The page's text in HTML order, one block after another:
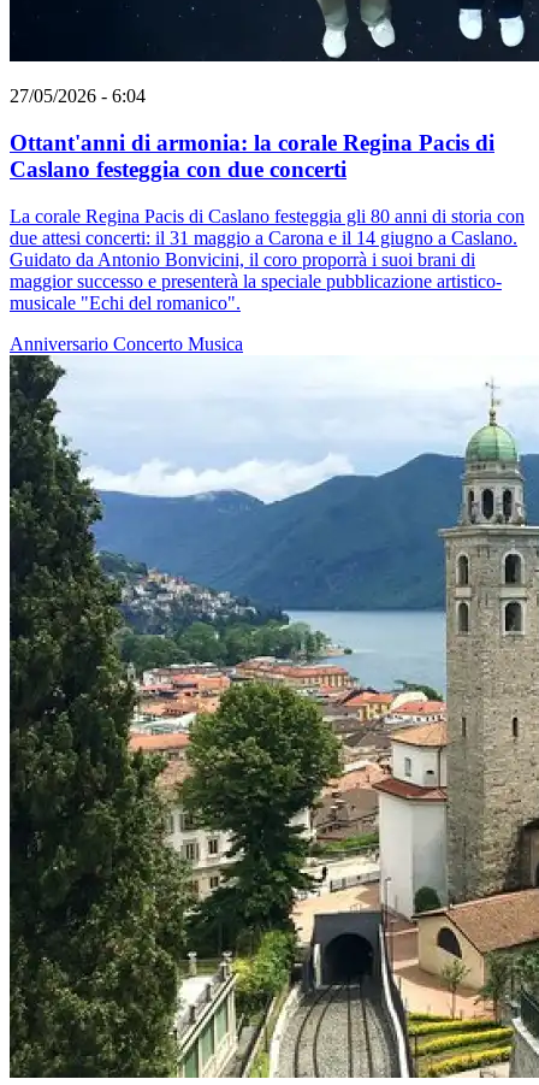
27/05/2026 - 6:04
Ottant'anni di armonia: la corale Regina Pacis di
Caslano festeggia con due concerti
La corale Regina Pacis di Caslano festeggia gli 80 anni di storia con
due attesi concerti: il 31 maggio a Carona e il 14 giugno a Caslano.
Guidato da Antonio Bonvicini, il coro proporrà i suoi brani di
maggior successo e presenterà la speciale pubblicazione artistico-
musicale "Echi del romanico".
Anniversario Concerto Musica